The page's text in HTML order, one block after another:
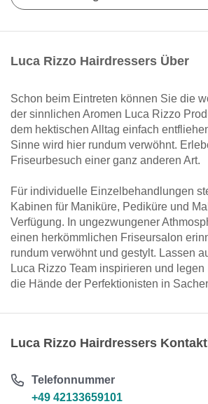
Luca Rizzo Hairdressers Über
Schon beim Eintreten können Sie die
der sinnlichen Aromen Luca Rizzo
dem hektischen Alltag einfach
Sinne wird hier rundum verwöhnt.
Friseurbesuch einer ganz anderen Art.
Für individuelle Einzelbehandlungen
Kabinen für Maniküre, Pediküre und
Verfügung. In ungezwungener
einen herkömmlichen Friseursalon
rundum verwöhnt und gestylt. Lassen
Luca Rizzo Team inspirieren und
die Hände der Perfektionisten in
Luca Rizzo Hairdressers
Telefonnummer
+49 42133659101